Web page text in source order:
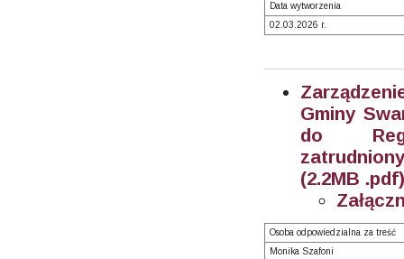
Data wytworzenia
02.03.2026 r.
Gminy
do
(2.2MB
Osoba odpowiedzialna za treść
Monika Szafoni